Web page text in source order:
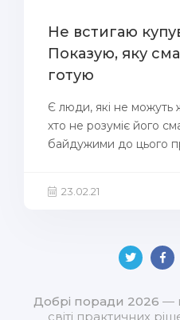
Не встигаю
Показую, яку
готую
Є люди, які не можуть
хто не розуміє його
байдужими до цього
23.02.21
Добрі поради 2026 —
світі практичних